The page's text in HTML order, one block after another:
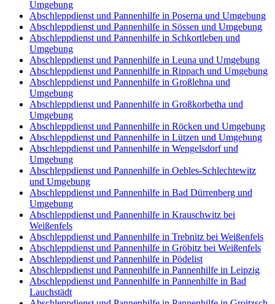
Umgebung
Abschleppdienst und Pannenhilfe in Poserna und Umgebung
Abschleppdienst und Pannenhilfe in Sössen und Umgebung
Abschleppdienst und Pannenhilfe in Schkortleben und
Umgebung
Abschleppdienst und Pannenhilfe in Leuna und Umgebung
Abschleppdienst und Pannenhilfe in Rippach und Umgebung
Abschleppdienst und Pannenhilfe in Großlehna und
Umgebung
Abschleppdienst und Pannenhilfe in Großkorbetha und
Umgebung
Abschleppdienst und Pannenhilfe in Röcken und Umgebung
Abschleppdienst und Pannenhilfe in Lützen und Umgebung
Abschleppdienst und Pannenhilfe in Wengelsdorf und
Umgebung
Abschleppdienst und Pannenhilfe in Oebles-Schlechtewitz
und Umgebung
Abschleppdienst und Pannenhilfe in Bad Dürrenberg und
Umgebung
Abschleppdienst und Pannenhilfe in Krauschwitz bei
Weißenfels
Abschleppdienst und Pannenhilfe in Trebnitz bei Weißenfels
Abschleppdienst und Pannenhilfe in Gröbitz bei Weißenfels
Abschleppdienst und Pannenhilfe in Pödelist
Abschleppdienst und Pannenhilfe in Pannenhilfe in Leipzig
Abschleppdienst und Pannenhilfe in Pannenhilfe in Bad
Lauchstädt